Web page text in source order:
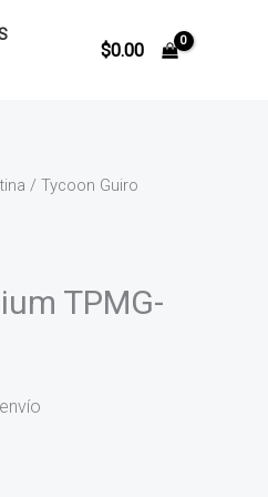
$0.00
/ Tycoon Guiro
TPMG-